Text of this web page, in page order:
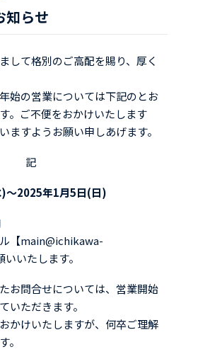
知らせ
して格別のご高配を賜り、厚く
始の営業については下記のとお
。ご不便をおかけいたします
ますようお願い申しあげます。
記
2025年1月5日(日)
【main@ichikawa-
いたします。
お問合せについては、営業開始
いただきます。
かけいたしますが、何卒ご理解
。